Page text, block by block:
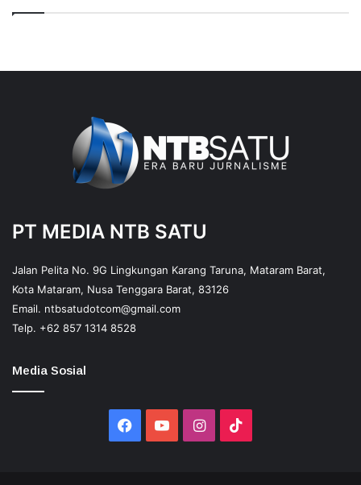
PT MEDIA NTB SATU
Jalan Pelita No. 9G Lingkungan Karang Taruna, Mataram Barat,
Kota Mataram, Nusa Tenggara Barat, 83126
Email. ntbsatudotcom@gmail.com
Telp. +62 857 1314 8528
Media Sosial
Facebook
YouTubeInstagram